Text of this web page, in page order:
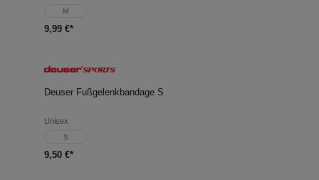
M
9,99 €*
Deuser Fußgelenkbandage S
Unisex
S
9,50 €*